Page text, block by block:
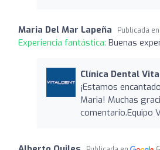
Maria Del Mar Lapeña Publicada en
Experiencia fantástica: Buenas
Clínica Dental
¡Estamos
Maria! Muchas
comentario.Equipo